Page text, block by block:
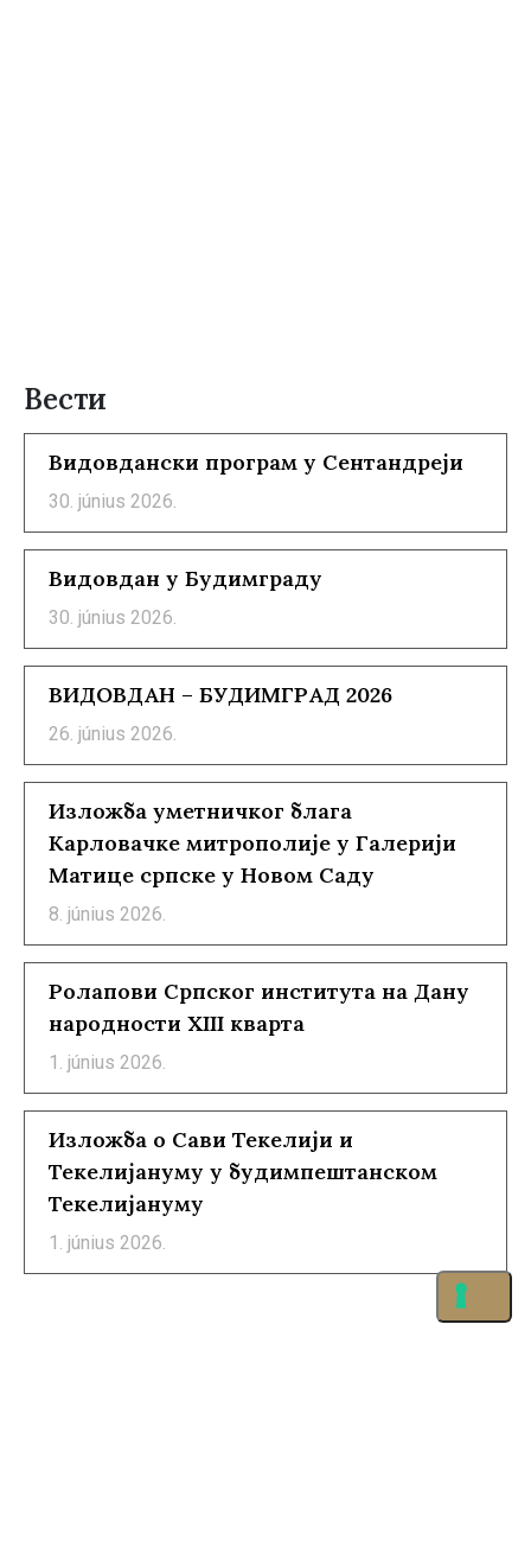
Вести
Видовдански програм у Сентандреји
30. június 2026.
Видовдан у Будимграду
30. június 2026.
ВИДОВДАН – БУДИМГРАД 2026
26. június 2026.
Изложба уметничког блага
Карловачке митрополије у Галерији
Матице српске у Новом Саду
8. június 2026.
Ролапови Српског института на Дану
народности XIII кварта
1. június 2026.
Изложба о Сави Текелији и
Текелијануму у будимпештанском
Текелијануму
1. június 2026.